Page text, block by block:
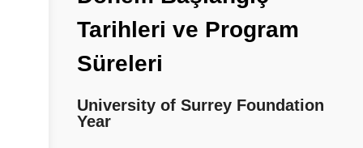
Tarihleri ve Program
Süreleri
University of Surrey Foundation
Year